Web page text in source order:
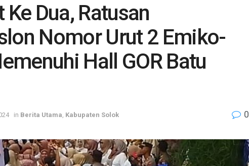
Dua, Ratusan
Nomor Urut 2 Emiko-
Hall GOR Batu
in Berita Utama Kabupaten Solok 0